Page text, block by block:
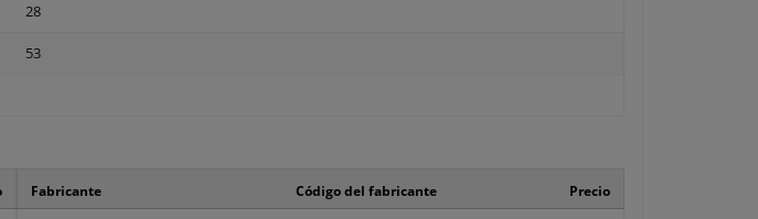
28
53
Fabricante Código del fabricante Precio